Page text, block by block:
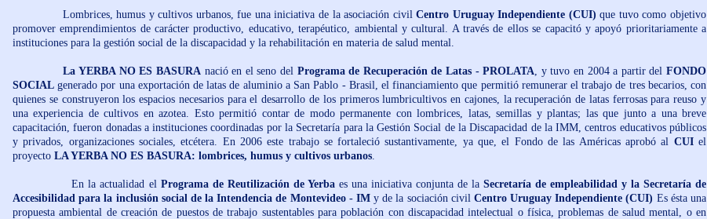
Lombrices, humus y cultivos urbanos, fue una iniciativa de la asociación civil Centro Uruguay Independiente (CUI) que tuvo como objetivo
promover emprendimientos de carácter productivo, educativo, terapéutico, ambiental y cultural. A través de ellos se capacitó y apoyó prioritariamente a
instituciones para la gestión social de la discapacidad y la rehabilitación en materia de salud mental.
La YERBA NO ES BASURA nació en el seno del Programa de Recuperación de Latas - PROLATA , y tuvo en 2004 a partir delFONDO
SOCIAL generado por una exportación de latas de aluminio a San Pablo - Brasil, el financiamiento que permitió remunerar el trabajo de tres becarios, con
quienes se construyeron los espacios necesarios para el desarrollo de los primeros lumbricultivos en cajones, la recuperación de latas ferrosas para reuso y
una experiencia de cultivos en azotea. Esto permitió contar de modo permanente con lombrices, latas, semillas y plantas; las que junto a una breve
capacitación, fueron donadas a instituciones coordinadas por la Secretaría para la Gestión Social de la Discapacidad de la IMM, centros educativos públicos
y privados, organizaciones sociales, etcétera. En 2006 este trabajo se fortaleció sustantivamente, ya que, el Fondo de las Américas aprobó al CUIel
proyecto LA YERBA NO ES BASURA: lombrices, humus y cultivos urbanos
En la actualidad el Programa de Reutilización de Yerbaes una iniciativa conjunta de la Secretaría de empleabilidad y la Secretaría de
Accesibilidad para la inclusión social de la Intendencia de Montevideo - IMy de la sociación civil Centro Uruguay Independiente (CUI) Es ésta una
propuesta ambiental de creación de puestos de trabajo sustentables para población con discapacidad intelectual o física, problemas de salud mental, o en